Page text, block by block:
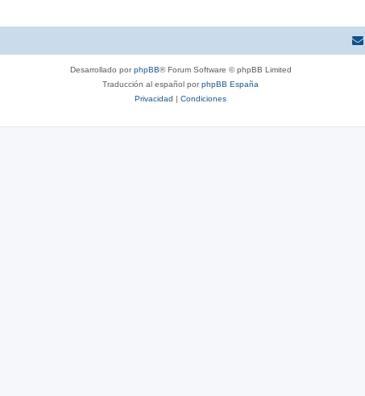
Desarrollado porphpBB® Forum Software © phpBB Limited
Traducción al español porphpBB España
Privacidad | Condiciones